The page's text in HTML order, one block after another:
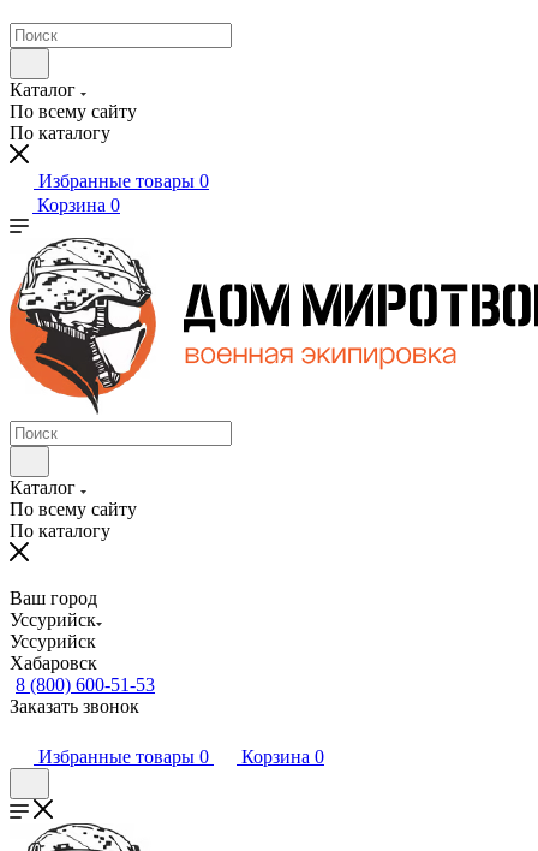
Каталог
По всему сайту
По каталогу
Избранные товары 0
Корзина 0
Каталог
По всему сайту
По каталогу
Ваш город
Уссурийск
Уссурийск
Хабаровск
8 (800) 600-51-53
Заказать звонок
Избранные товары 0 Корзина 0